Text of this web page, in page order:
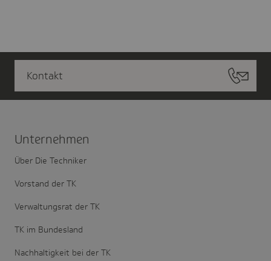
Kontakt
Unter­nehmen
Über Die Techniker
Vorstand der TK
Verwaltungsrat der TK
TK im Bundesland
Nachhaltigkeit bei der TK